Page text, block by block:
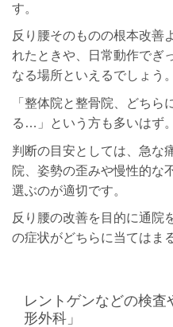
す。
反り腰そのものの根本改善
れたときや、日常動作でぎ
なる場所といえるでしょう。
「整体院と整骨院、どちら
る…」という方も多いはず。
判断の目安としては、急な
院、姿勢の歪みや慢性的な
選ぶのが適切です。
反り腰の改善を目的に通院
の症状がどちらに当てはま
レントゲンなどの検
形外科」